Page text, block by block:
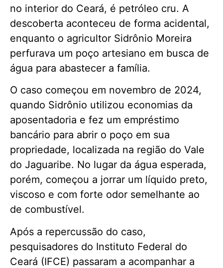
no interior do Ceará, é petróleo cru. A
descoberta aconteceu de forma acidental,
enquanto o agricultor Sidrônio Moreira
perfurava um poço artesiano em busca de
água para abastecer a família.
O caso começou em novembro de 2024,
quando Sidrônio utilizou economias da
aposentadoria e fez um empréstimo
bancário para abrir o poço em sua
propriedade, localizada na região do Vale
do Jaguaribe. No lugar da água esperada,
porém, começou a jorrar um líquido preto,
viscoso e com forte odor semelhante ao
de combustível.
Após a repercussão do caso,
pesquisadores do Instituto Federal do
Ceará (IFCE) passaram a acompanhar a